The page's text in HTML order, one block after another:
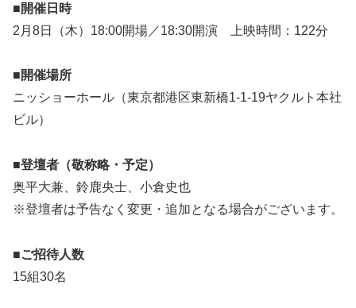
■開催日時
2月8日（木）18:00開場／18:30開演 上映時間：122分
■開催場所
ニッショーホール（東京都港区東新橋1-1-19ヤクルト本社
ビル）
■登壇者（敬称略・予定）
奥平大兼、鈴鹿央士、小倉史也
※登壇者は予告なく変更・追加となる場合がございます。
■ご招待人数
15組30名